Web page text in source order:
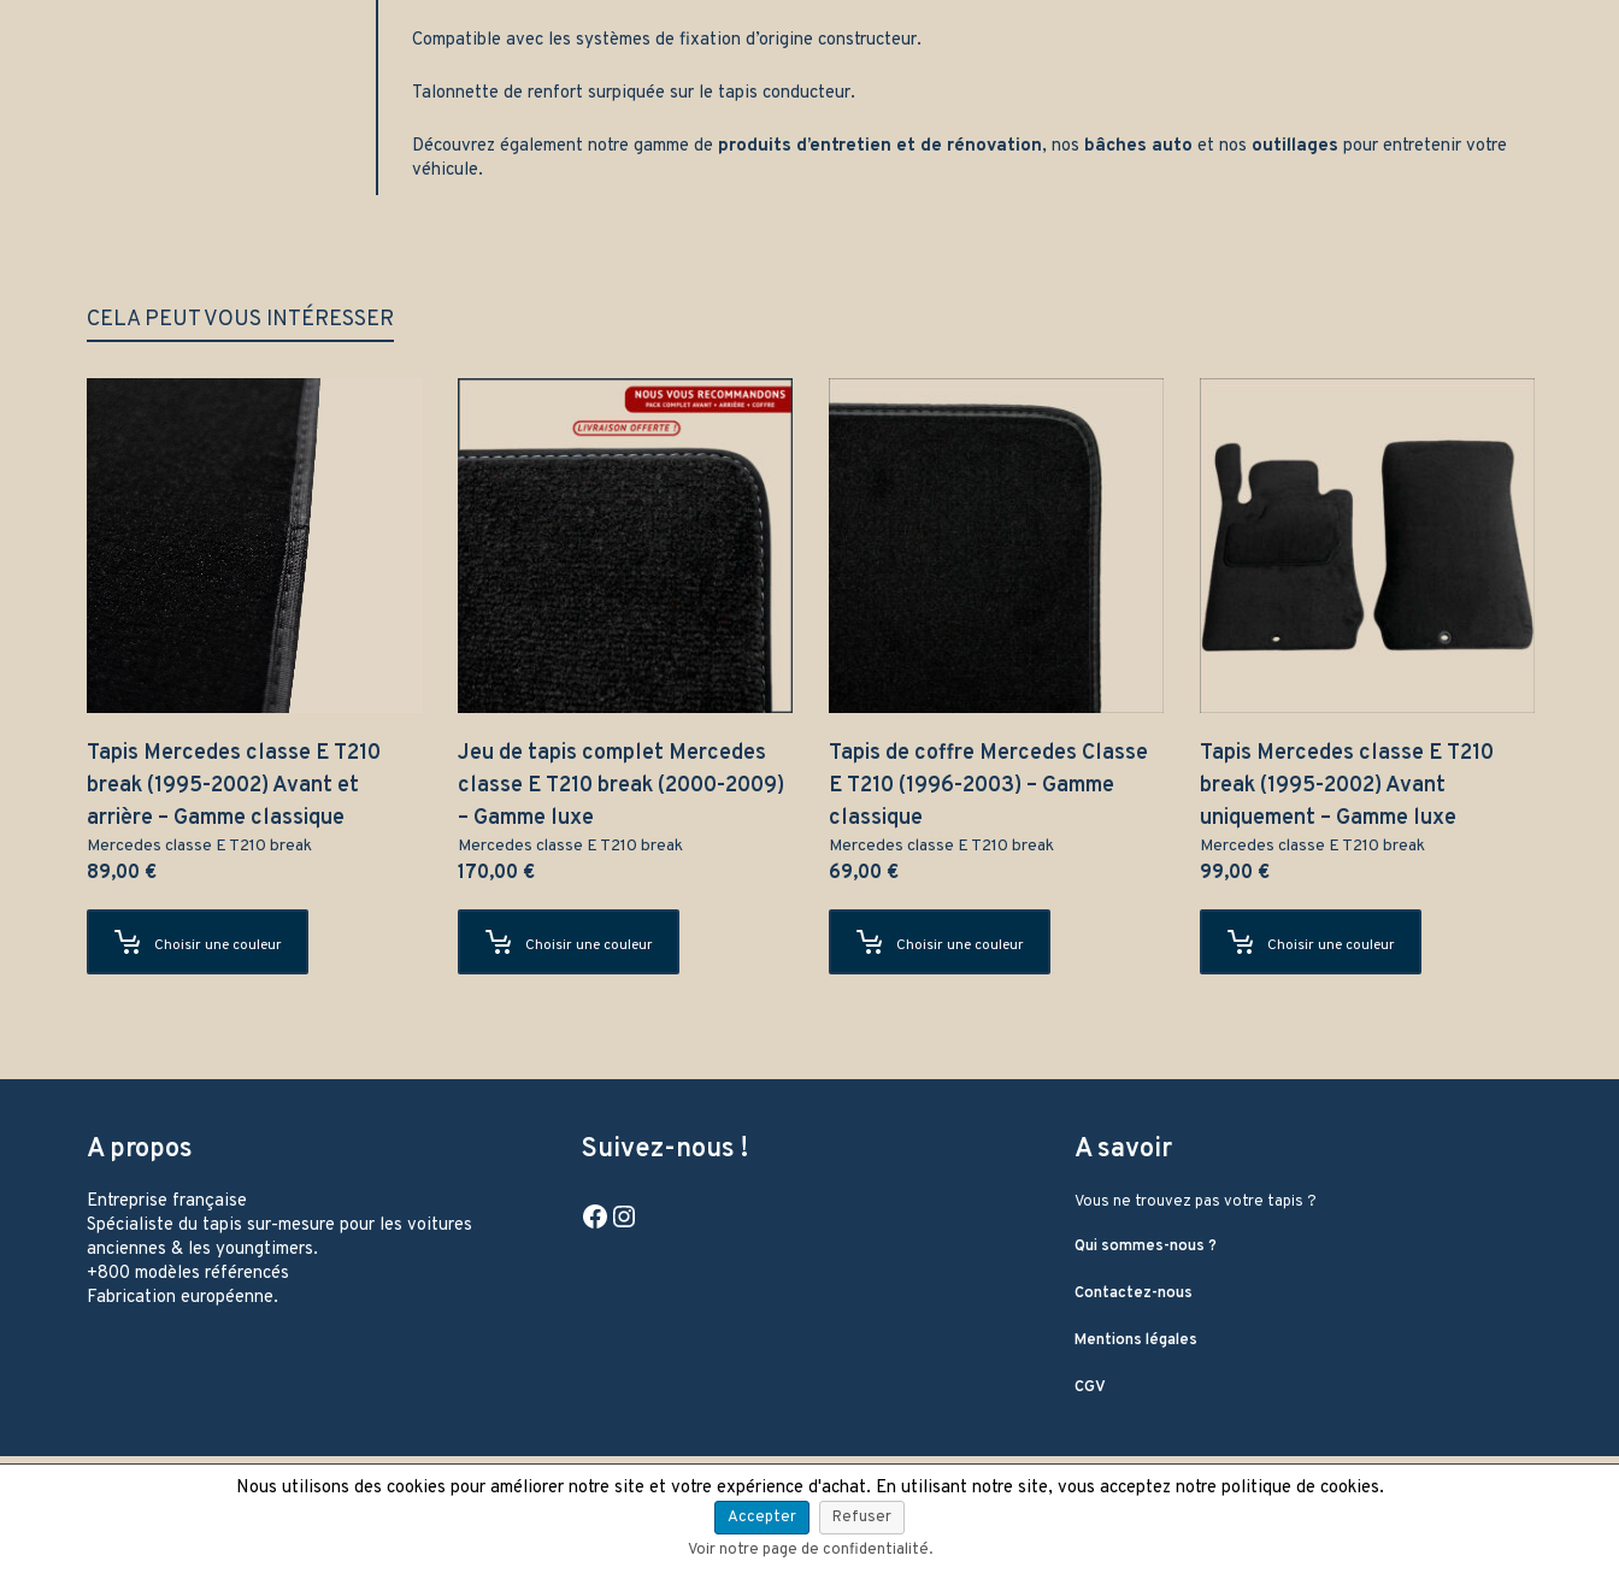
Compatible avec les systèmes de fixation d’origine constructeur.
Talonnette de renfort surpiquée sur le tapis conducteur.
Découvrez également notre gamme de produits d’entretien et de rénovation, nos bâches auto et nos outillages pour entretenir votre
véhicule.
CELA PEUT VOUS INTÉRESSER
Tapis Mercedes classe E T210
break (1995-2002) Avant et
arrière – Gamme classique
Mercedes classe E T210 break
89,00 €
Choisir une couleur
Jeu de tapis complet Mercedes
classe E T210 break (2000-2009)
– Gamme luxe
Mercedes classe E T210 break
170,00 €
Choisir une couleur
Tapis de coffre Mercedes Classe
E T210 (1996-2003) – Gamme
classique
Mercedes classe E T210 break
69,00 €
Choisir une couleur
Tapis Mercedes classe E T210
break (1995-2002) Avant
uniquement – Gamme luxe
Mercedes classe E T210 break
99,00 €
Choisir une couleur
A propos
Entreprise française
Spécialiste du tapis sur-mesure pour les voitures
anciennes & les youngtimers.
+800 modèles référencés
Fabrication européenne.
Suivez-nous !
Facebook
A savoir
Vous ne trouvez pas votre tapis ?
Qui sommes-nous ?
Contactez-nous
Mentions légales
CGV
Nous utilisons des cookies pour améliorer notre site et votre expérience d'achat. En utilisant notre site, vous acceptez notre politique de cookies.
Accepter
Refuser
Voir notre page de confidentialité.